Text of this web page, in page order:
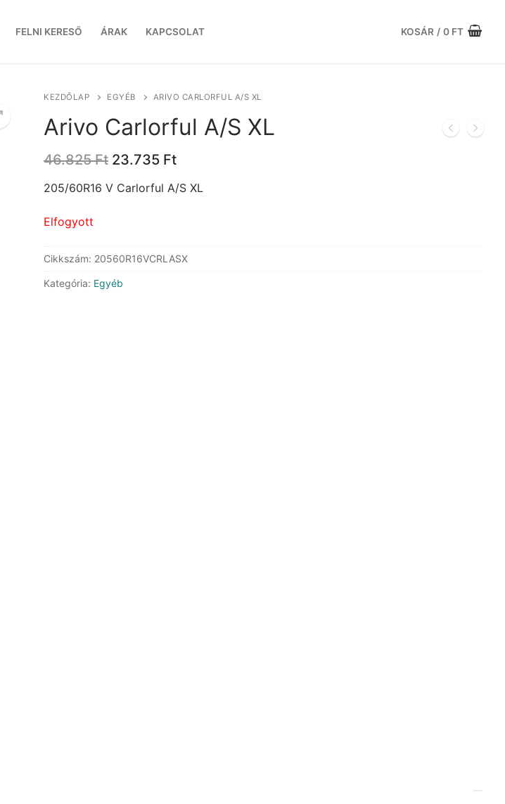
FELNI KERESŐ ÁRAK KAPCSOLAT KOSÁR / 0 FT
KEZDŐLAP EGYÉB ARIVO CARLORFUL A/S XL
Arivo Carlorful A/S XL
46.825Ft Original
was:
23.735 FtCurrent
is:
205/60R16 V Carlorful A/S XL
Elfogyott
Cikkszám: 20560R16VCRLASX
Kategória: Egyéb